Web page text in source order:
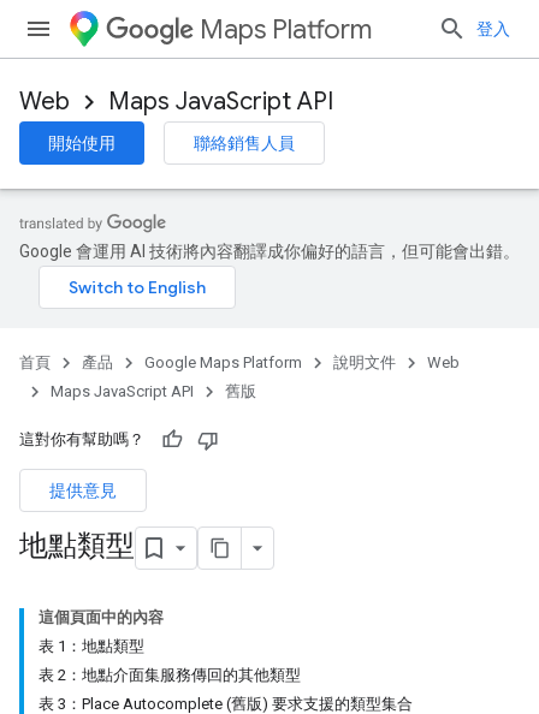
Maps Platform 登入
Web Maps JavaScript API
開始使用 聯絡銷售人員
Google 會運用 AI 技術將內容翻譯成你偏好的語言，但可能會出錯。
首頁 產品 Google Maps Platform 說明文件
Web
Maps JavaScript API
舊版
這對你有幫助嗎？
提供意見
地點類型
這個頁面中的內容
表 1：地點類型
表 2：地點介面集服務傳回的其他類型
表 3：Place Autocomplete (舊版) 要求支援的類型集合